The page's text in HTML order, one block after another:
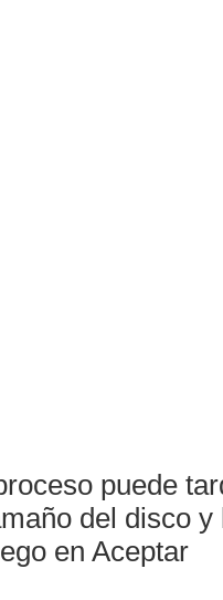
puede
del disco y
en Aceptar